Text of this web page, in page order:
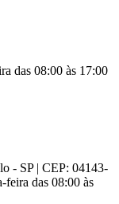
das 08:00 às 17:00
- SP | CEP: 04143-
feira das 08:00 às